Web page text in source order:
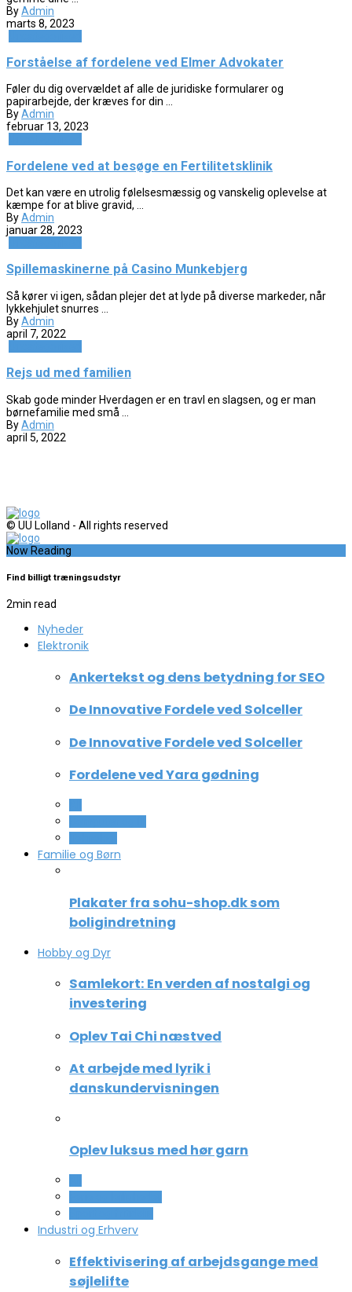
ByAdmin
marts 8, 2023
Forståelse af fordelene ved Elmer Advokater
Føler du dig overvældet af alle de juridiske formularer og
papirarbejde, der kræves for din ...
ByAdmin
februar 13, 2023
Fordelene ved at besøge en Fertilitetsklinik
Det kan være en utrolig følelsesmæssig og vanskelig oplevelse at
kæmpe for at blive gravid, ...
ByAdmin
januar 28, 2023
Spillemaskinerne på Casino Munkebjerg
Så kører vi igen, sådan plejer det at lyde på diverse markeder, når
lykkehjulet snurres ...
ByAdmin
april 7, 2022
Rejs ud med familien
Skab gode minder Hverdagen er en travl en slagsen, og er man
børnefamilie med små ...
ByAdmin
april 5, 2022
© UU Lolland - All rights reserved
Now Reading
Find billigt træningsudstyr
2min read
Nyheder
Elektronik
Ankertekst og dens betydning for SEO
De Innovative Fordele ved Solceller
De Innovative Fordele ved Solceller
Fordelene ved Yara gødning
Familie og Børn
Plakater fra sohu-shop.dk som
boligindretning
Hobby og Dyr
Samlekort: En verden af nostalgi og
investering
Oplev Tai Chi næstved
At arbejde med lyrik i
danskundervisningen
Oplev luksus med hør garn
Industri og Erhverv
Effektivisering af arbejdsgange med
søjlelifte